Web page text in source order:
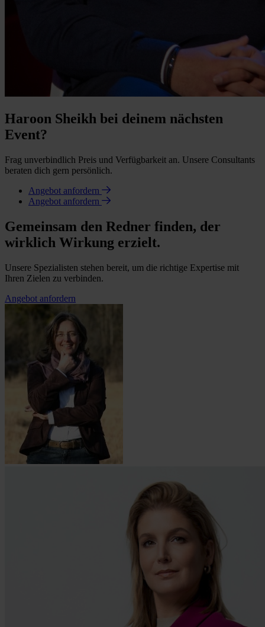
Haroon Sheikh bei deinem nächsten
Event?
Frag unverbindlich Preis und Verfügbarkeit an. Unsere Consultants
beraten dich gern persönlich.
Angebot anfordern
Angebot anfordern
Gemeinsam den Redner finden, der
wirklich Wirkung erzielt.
Unsere Spezialisten stehen bereit, um die richtige Expertise mit
Ihren Zielen zu verbinden.
Angebot anfordern